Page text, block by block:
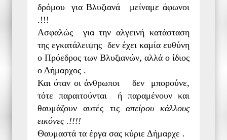
δρόμου για Βλυζιανά μείναμε άφωνοι
.!!!
Ασφαλώς για την αλγεινή κατάσταση
της εγκατάλειψης δεν έχει καμία ευθύνη
ο Πρόεδρος των Βλυζιανών, αλλά ο ίδιος
ο Δήμαρχος .
Και όταν οι άνθρωποι δεν μπορούνε,
τότε παραιτούνται ή παραμένουν και
θαυμάζουν αυτές τις απείρου κάλλους
εικόνες .!!!!
Θαυμαστά τα έργα σας κύριε Δήμαρχε .